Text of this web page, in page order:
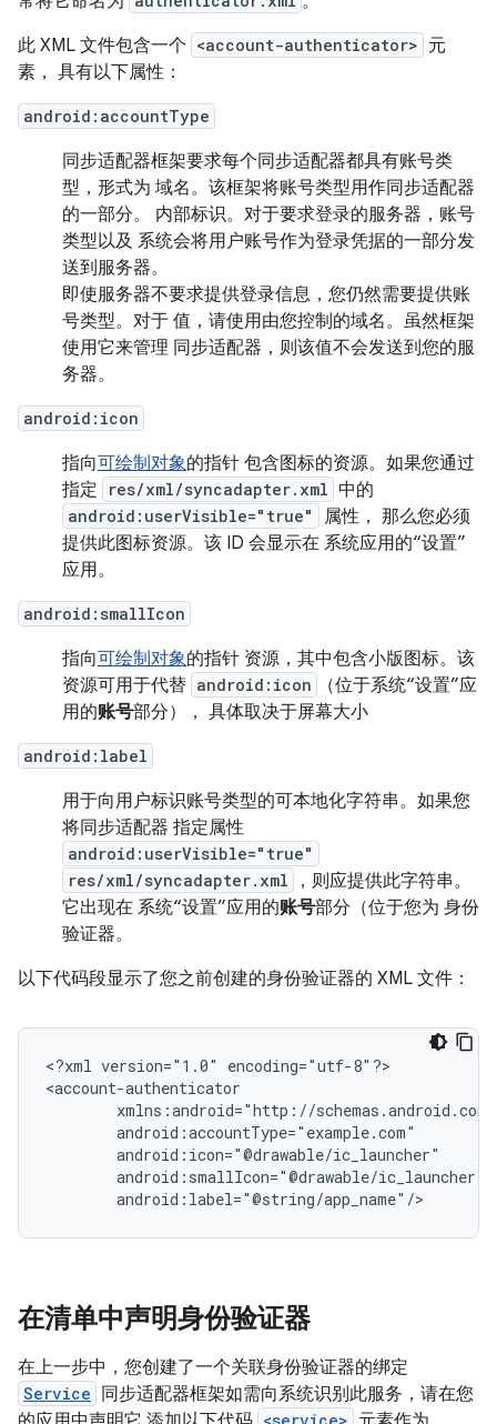
此 XML 文件包含一个 <account-authenticator> 元
素， 具有以下属性：
android:accountType
同步适配器框架要求每个同步适配器都具有账号类
型，形式为 域名。该框架将账号类型用作同步适配器
的一部分。 内部标识。对于要求登录的服务器，账号
类型以及 系统会将用户账号作为登录凭据的一部分发
送到服务器。
即使服务器不要求提供登录信息，您仍然需要提供账
号类型。对于 值，请使用由您控制的域名。虽然框架
使用它来管理 同步适配器，则该值不会发送到您的服
务器。
android:icon
指向可绘制对象的指针 包含图标的资源。如果您通过
指定
res/xml/syncadapter.xml 中的
android:userVisible="true"
属性， 那么您必须
提供此图标资源。该 ID 会显示在 系统应用的“设置”
应用。
android:smallIcon
指向可绘制对象的指针 资源，其中包含小版图标。该
资源可用于代替 android:icon
（位于系统“设置”应
用的账号部分）， 具体取决于屏幕大小
android:label
用于向用户标识账号类型的可本地化字符串。如果您
将同步适配器 指定属性
android:userVisible="true"
res/xml/syncadapter.xml
，则应提供此字符串。
它出现在 系统“设置”应用的账号部分（位于您为 身份
验证器。
以下代码段显示了您之前创建的身份验证器的 XML 文件：
<?xml version="1.0"
encoding="utf-8"?>
android:label="@string/app_name"/>
在清单中声明身份验证器
在上一步中，您创建了一个关联身份验证器的绑定
Service
同步适配器框架如需向系统识别此服务，请在您